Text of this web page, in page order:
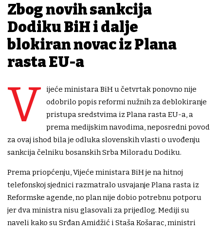
Zbog novih sankcija
Dodiku BiH i dalje
blokiran novac iz Plana
rasta EU-a
V
ijeće ministara BiH u četvrtak ponovno nije
odobrilo popis reformi nužnih za deblokiranje
pristupa sredstvima iz Plana rasta EU-a, a
prema medijskim navodima, neposredni povod
za ovaj ishod bila je odluka slovenskih vlasti o uvođenju
sankcija čelniku bosanskih Srba Miloradu Dodiku.
Prema priopćenju, Vijeće ministara BiH je na hitnoj
telefonskoj sjednici razmatralo usvajanje Plana rasta iz
Reformske agende, no plan nije dobio potrebnu potporu
jer dva ministra nisu glasovali za prijedlog. Mediji su
naveli kako su Srđan Amidžić i Staša Košarac, ministri